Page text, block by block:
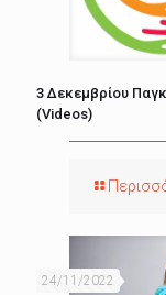
3 Δεκεμβρίου
(Videos)
24/11/2022